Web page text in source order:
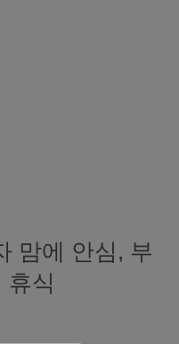
맘에 안심, 부
휴식